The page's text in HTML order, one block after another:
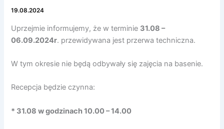
19.08.2024
Uprzejmie informujemy, że w terminie 31.08 –
06.09.2024r. przewidywana jest przerwa techniczna.
W tym okresie nie będą odbywały się zajęcia na basenie.
Recepcja będzie czynna:
* 31.08 w godzinach 10.00 – 14.00